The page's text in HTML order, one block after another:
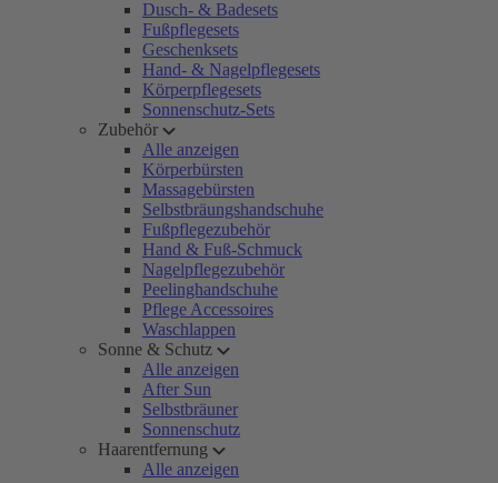
Dusch- & Badesets
Fußpflegesets
Geschenksets
Hand- & Nagelpflegesets
Körperpflegesets
Sonnenschutz-Sets
Zubehör
Alle anzeigen
Körperbürsten
Massagebürsten
Selbstbräungshandschuhe
Fußpflegezubehör
Hand & Fuß-Schmuck
Nagelpflegezubehör
Peelinghandschuhe
Pflege Accessoires
Waschlappen
Sonne & Schutz
Alle anzeigen
After Sun
Selbstbräuner
Sonnenschutz
Haarentfernung
Alle anzeigen